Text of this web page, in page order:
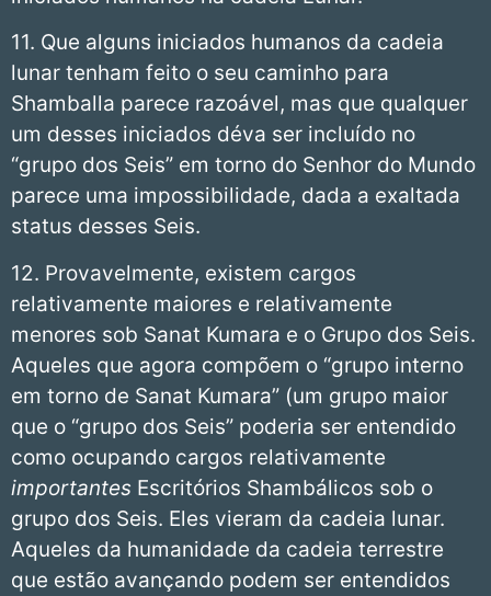
11. Que alguns iniciados humanos da cadeia
lunar tenham feito o seu caminho para
Shamballa parece razoável, mas que qualquer
um desses iniciados déva ser incluído no
“grupo dos Seis” em torno do Senhor do Mundo
parece uma impossibilidade, dada a exaltada
status desses Seis.
12. Provavelmente, existem cargos
relativamente maiores e relativamente
menores sob Sanat Kumara e o Grupo dos Seis.
Aqueles que agora compõem o “grupo interno
em torno de Sanat Kumara” (um grupo maior
que o “grupo dos Seis” poderia ser entendido
como ocupando cargos relativamente
importantes Escritórios Shambálicos sob o
grupo dos Seis. Eles vieram da cadeia lunar.
Aqueles da humanidade da cadeia terrestre
que estão avançando podem ser entendidos